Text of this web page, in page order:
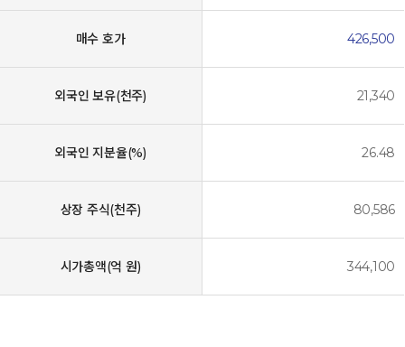
매수 호가 426,500
외국인 보유(천주) 21,340
외국인 지분율(%) 26.48
상장 주식(천주) 80,586
시가총액(억 원) 344,100